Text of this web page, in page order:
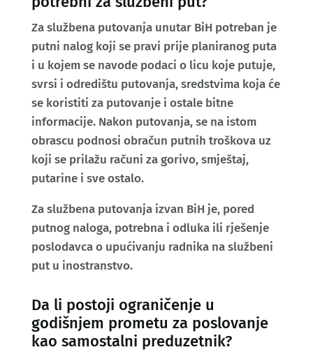
Za službena putovanja unutar BiH potreban je
putni nalog koji se pravi prije planiranog puta
i u kojem se navode podaci o licu koje putuje,
svrsi i odredištu putovanja, sredstvima koja će
se koristiti za putovanje i ostale bitne
informacije. Nakon putovanja, se na istom
obrascu podnosi obračun putnih troškova uz
koji se prilažu računi za gorivo, smještaj,
putarine i sve ostalo.
Za službena putovanja izvan BiH je, pored
putnog naloga, potrebna i odluka ili rješenje
poslodavca o upućivanju radnika na službeni
put u inostranstvo.
Da li postoji ograničenje u
godišnjem prometu za poslovanje
kao samostalni preduzetnik?